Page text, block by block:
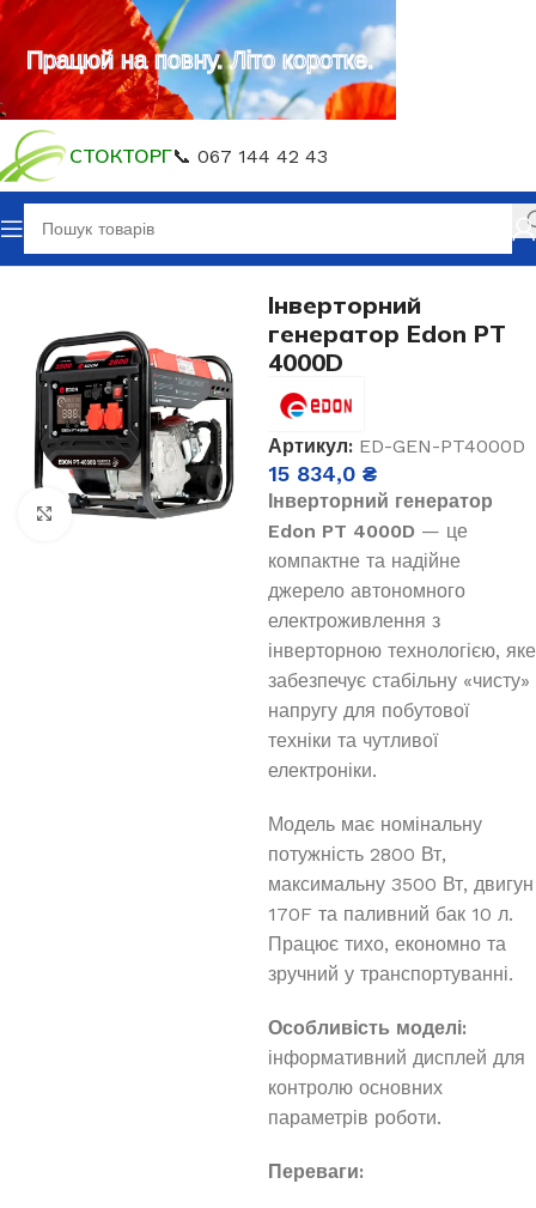
СТОКТОРГ📞 067 144 42 43
Головна Генератори
Клацніть, щоб збільшити
Інверторний
генератор Edon PT
4000D
Артикул: ED-GEN-PT4000D
15 834,0 ₴
Інверторний генератор
Edon PT 4000D — це
компактне та надійне
джерело автономного
електроживлення з
інверторною технологією, яке
забезпечує стабільну «чисту»
напругу для побутової
техніки та чутливої
електроніки.
Модель має номінальну
потужність 2800 Вт,
максимальну 3500 Вт, двигун
170F та паливний бак 10 л.
Працює тихо, економно та
зручний у транспортуванні.
Особливість моделі:
інформативний дисплей для
контролю основних
параметрів роботи.
Переваги:
Працюй на повну. Літо коротке.